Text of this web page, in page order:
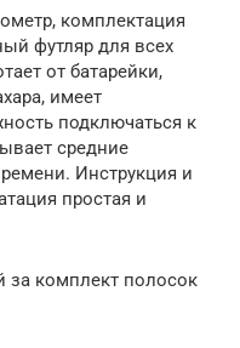
комплектация
футляр для всех
от батарейки,
имеет
подключаться к
средние
Инструкция и
простая и
за комплект полосок